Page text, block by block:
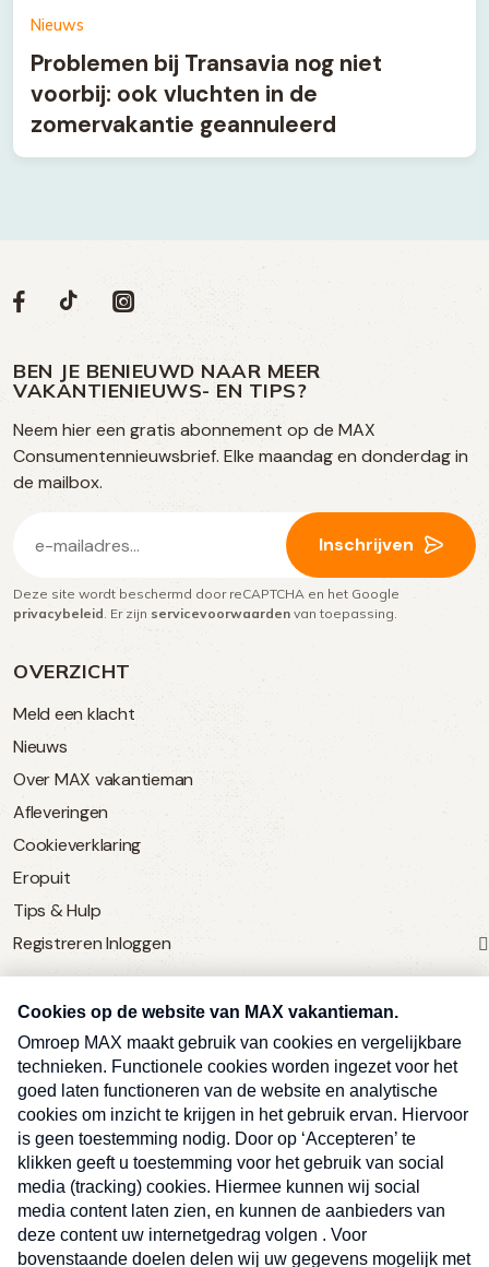
Nieuws
Problemen bij Transavia nog niet
voorbij: ook vluchten in de
zomervakantie geannuleerd
OVERZICHT
Meld een klacht
Nieuws
Over MAX vakantieman
Afleveringen
Cookieverklaring
Eropuit
Tips & Hulp
Registreren Inloggen
SERVICE
Over Omroep MAX
MAX Vandaag
MAX Meldpunt
Pers
Contact
Algemene voorwaarden
Privacyverklaring
Volg
op
social
media
Social
Volg
op
Facebook
Volg
op
TikTok
Volg
op
Instagram
BEN JE BENIEUWD NAAR MEER
VAKANTIENIEUWS- EN TIPS?
Neem hier een gratis abonnement op de MAX
Consumentennieuwsbrief. Elke maandag en donderdag in
de mailbox.
mailadres
(Vereist)
Inschrijven
Deze site wordt beschermd door reCAPTCHA en het Google
privacybeleid . Er zijn servicevoorwaarden van toepassing.
Ben je benieuwd naar meer